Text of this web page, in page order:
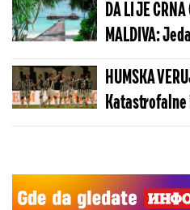
DA LI JE CRNA
MALDIVA:
može da
HUMSKA
Katastrofalne
ulivaju